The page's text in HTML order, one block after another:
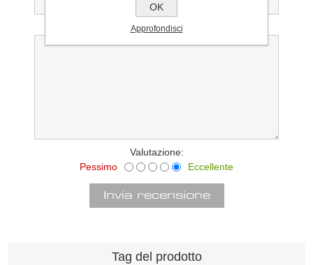
Testo della recensione:
Valutazione:
Pessimo
Eccellente
Tag del prodotto
OK
Approfondisci